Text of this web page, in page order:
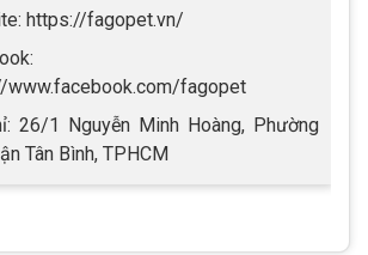
https://fagopet.vn/
www.facebook.com/fagopet
26/1 Nguyễn Minh Hoàng, Phường
Tân Bình, TPHCM